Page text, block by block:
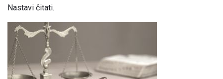
Nastavi čitati.